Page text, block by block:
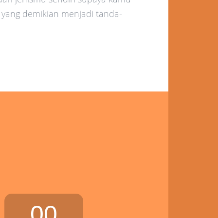
demikian menjadi tanda-